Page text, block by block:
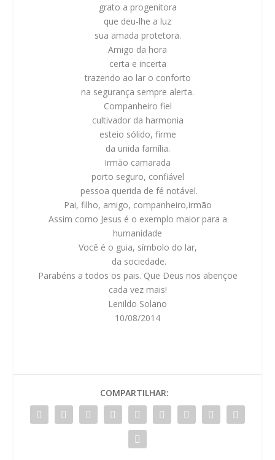
grato a progenitora
que deu-lhe a luz
sua amada protetora.
Amigo da hora
certa e incerta
trazendo ao lar o conforto
na segurança sempre alerta.
Companheiro fiel
cultivador da harmonia
esteio sólido, firme
da unida família.
Irmão camarada
porto seguro, confiável
pessoa querida de fé notável.
Pai, filho, amigo, companheiro,irmão
Assim como Jesus é o exemplo maior para a
humanidade
Você é o guia, símbolo do lar,
da sociedade.
Parabéns a todos os pais. Que Deus nos abençoe
cada vez mais!
Lenildo Solano
10/08/2014
COMPARTILHAR: